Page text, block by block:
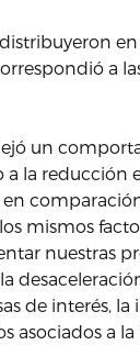
a
un
la reducción
mismos
nuestras
de interés, la
asociados a